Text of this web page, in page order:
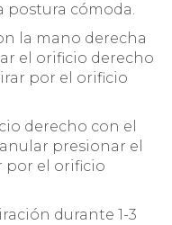
postura cómoda.
la mano derecha
el orificio derecho
por el orificio
derecho con el
presionar el
por el orificio
durante 1-3